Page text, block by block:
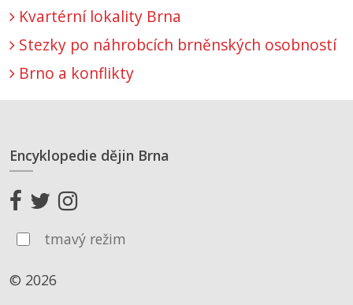
Kvartérní lokality Brna
Stezky po náhrobcích brněnských osobností
Brno a konflikty
Encyklopedie dějin Brna
tmavý režim
© 2026